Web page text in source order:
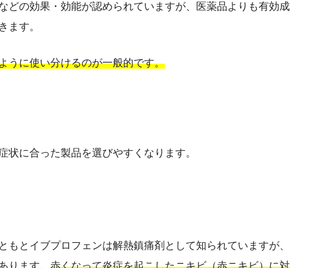
どの効果・効能が認められていますが、医薬品よりも有効成
ます。
うに使い分けるのが一般的です。
に合った製品を選びやすくなります。
とイブプロフェンは解熱鎮痛剤として知られていますが、